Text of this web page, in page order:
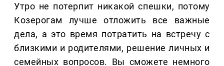
Утро не потерпит никакой спешки, потому
Козерогам лучше отложить все важные
дела, а это время потратить на встречу с
близкими и родителями, решение личных и
семейных вопросов. Вы сможете немного